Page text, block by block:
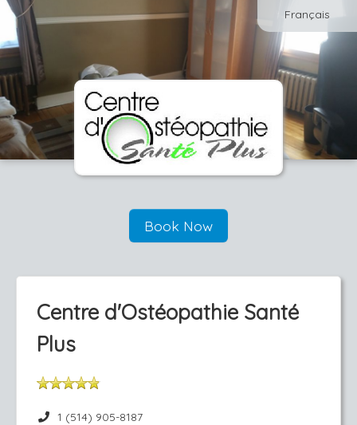
Français
Book Now
Centre d'Ostéopathie Santé
Plus
1 (514) 905-8187